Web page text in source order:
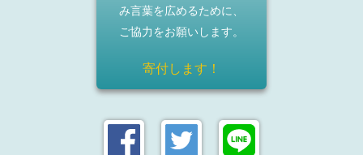
み言葉を広めるために、
ご協力をお願いします。
寄付します！